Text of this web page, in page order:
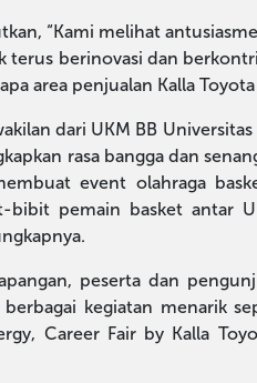
“Kami melihat
terus berinovasi dan
area penjualan Kalla
dari UKM BB
rasa bangga dan
event olahraga
bibit pemain basket antar
peserta dan
berbagai kegiatan menarik
Career Fair by Kalla